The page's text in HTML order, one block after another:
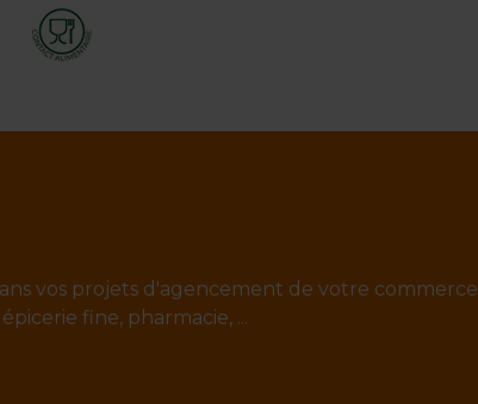
vos projets d'agencement de votre
fine, pharmacie, ...